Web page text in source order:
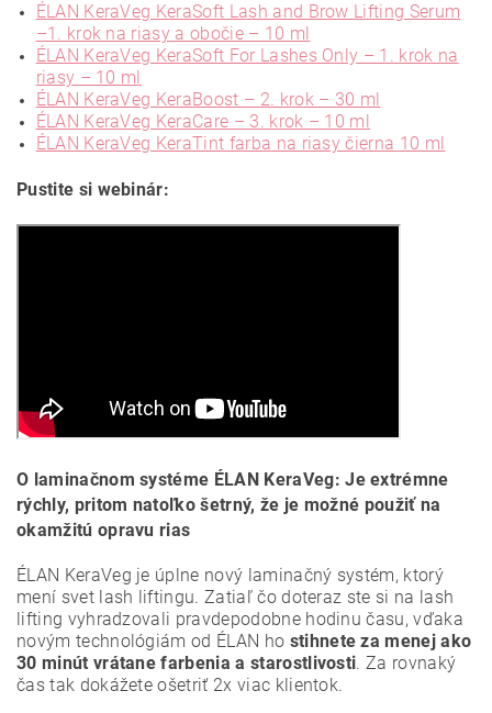
ÉLAN KeraVeg KeraSoft Lash and Brow Lifting Serum
–1. krok na riasy a obočie – 10 ml
ÉLAN KeraVeg KeraSoft For Lashes Only – 1. krok na
riasy – 10 ml
ÉLAN KeraVeg KeraBoost – 2. krok – 30 ml
ÉLAN KeraVeg KeraCare – 3. krok – 10 ml
ÉLAN KeraVeg KeraTint farba na riasy čierna 10 ml
Pustite si webinár:
O laminačnom systéme ÉLAN KeraVeg: Je extrémne
rýchly, pritom natoľko šetrný, že je možné použiť na
okamžitú opravu rias
ÉLAN KeraVeg je úplne nový laminačný systém, ktorý
mení svet lash liftingu. Zatiaľ čo doteraz ste si na lash
lifting vyhradzovali pravdepodobne hodinu času, vďaka
novým technológiám od ÉLAN ho stihnete za menej ako
30 minút vrátane farbenia a starostlivosti. Za rovnaký
čas tak dokážete ošetriť 2x viac klientok.